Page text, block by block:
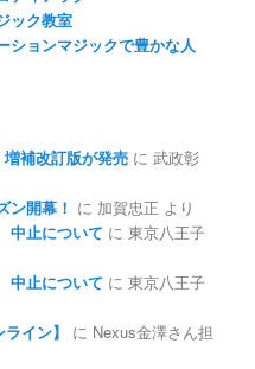
ック教室
ョンマジックで豊かな人
増補改訂版が発売 に武政彰
開幕！ に 加賀忠正 より
中止について に東京八王子
中止について に東京八王子
イン】
に Nexus金澤さん担